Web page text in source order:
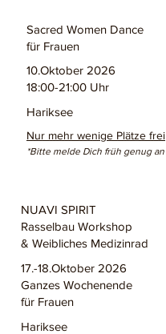
Sacred Women Dance
für Frauen
10.Oktober 2026
18:00-21:00 Uhr
Hariksee
Nur mehr wenige Plätze frei
*Bitte melde Dich früh genug an
NUAVI SPIRIT
Rasselbau Workshop
& Weibliches Medizinrad
17.-18.Oktober 2026
Ganzes Wochenende
für Frauen
Hariksee